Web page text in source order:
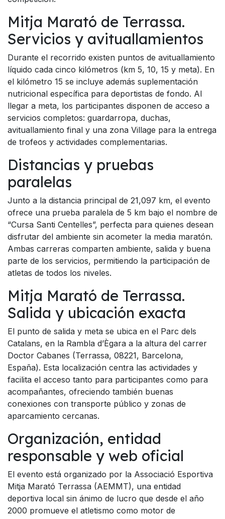
Mitja Marató de Terrassa.
Servicios y avituallamientos
Durante el recorrido existen puntos de avituallamiento
líquido cada cinco kilómetros (km 5, 10, 15 y meta). En
el kilómetro 15 se incluye además suplementación
nutricional específica para deportistas de fondo. Al
llegar a meta, los participantes disponen de acceso a
servicios completos: guardarropa, duchas,
avituallamiento final y una zona Village para la entrega
de trofeos y actividades complementarias.
Distancias y pruebas
paralelas
Junto a la distancia principal de 21,097 km, el evento
ofrece una prueba paralela de 5 km bajo el nombre de
“Cursa Santi Centelles”, perfecta para quienes desean
disfrutar del ambiente sin acometer la media maratón.
Ambas carreras comparten ambiente, salida y buena
parte de los servicios, permitiendo la participación de
atletas de todos los niveles.
Mitja Marató de Terrassa.
Salida y ubicación exacta
El punto de salida y meta se ubica en el Parc dels
Catalans, en la Rambla d’Ègara a la altura del carrer
Doctor Cabanes (Terrassa, 08221, Barcelona,
España). Esta localización centra las actividades y
facilita el acceso tanto para participantes como para
acompañantes, ofreciendo también buenas
conexiones con transporte público y zonas de
aparcamiento cercanas.
Organización, entidad
responsable y web oficial
El evento está organizado por la Associació Esportiva
Mitja Marató Terrassa (AEMMT), una entidad
deportiva local sin ánimo de lucro que desde el año
2000 promueve el atletismo como motor de